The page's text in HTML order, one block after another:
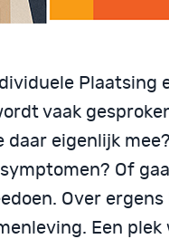
Plaatsing
vaak
daar eigenlijk
Of
Over
Een